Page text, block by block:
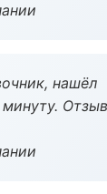
нашёл